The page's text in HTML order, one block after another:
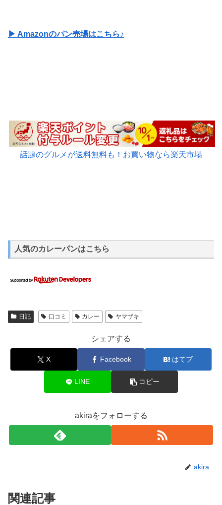
▶ Amazonのパン売場はこちら♪
話題のグルメが送料無料も！お買い物なら楽天市場
人気のカレーパンはこちら
日記 口コミ カレー ヤマザキ
シェアする
X Facebook はてブ
LINE コピー
akiraをフォローする
akira
関連記事